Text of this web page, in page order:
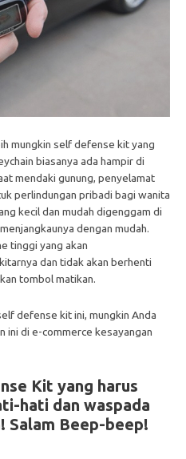
mungkin self defense kit yang
biasanya ada hampir di
mendaki gunung, penyelamat
perlindungan pribadi bagi wanita
kecil dan mudah digenggam di
dengan mudah.
tinggi yang akan
dan tidak akan berhenti
tombol matikan.
defense kit ini, mungkin Anda
ini di e-commerce kesayangan
Kit yang harus
hati dan waspada
Salam Beep-beep!